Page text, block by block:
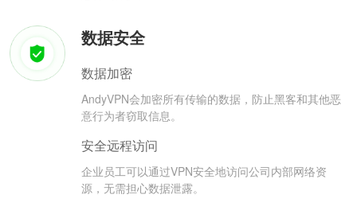
数据安全
数据加密
AndyVPN会加密所有传输的数据，防止黑客和其他恶
意行为者窃取信息。
安全远程访问
企业员工可以通过VPN安全地访问公司内部网络资
源，无需担心数据泄露。